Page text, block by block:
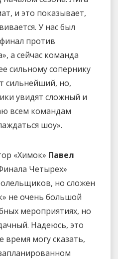
и это показывает,
У нас был
против
а сейчас команда
сильному сопернику
сильнейший, но,
увидят сложный и
всем командам
шоу».
«Химок» Павел
Четырех»
но сложен
не очень большой
мероприятиях, но
Надеюсь, это
могу сказать,